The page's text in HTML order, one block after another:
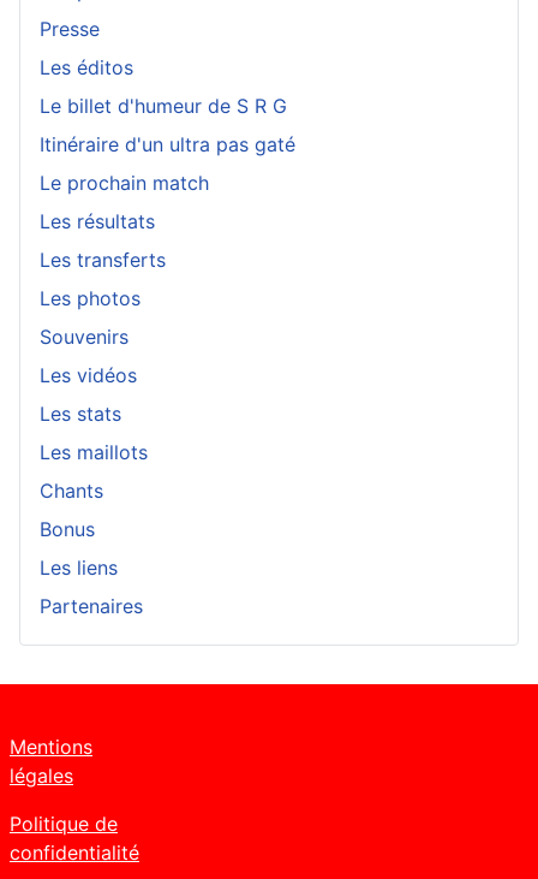
Presse
Les éditos
Le billet d'humeur de S R G
Itinéraire d'un ultra pas gaté
Le prochain match
Les résultats
Les transferts
Les photos
Souvenirs
Les vidéos
Les stats
Les maillots
Chants
Bonus
Les liens
Partenaires
Mentions
légales
Politique de
confidentialité